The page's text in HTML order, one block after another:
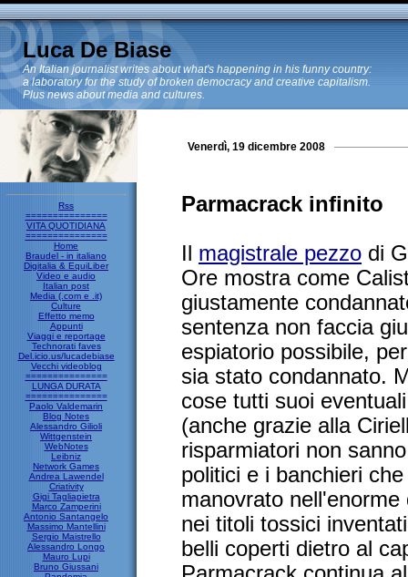
Luca De Biase
An Italian journalist writes about what's happening in his funny country:
a laboratory for the study of broken democracy and creative capitalism.
Plus news about media and cultures.
Rss
===============
VITA QUOTIDIANA
===============
Home
Braudel - in italiano
Digitalia & EquiLiber
Video e audio
Italian post
Media (.com e .it)
Culture
Effetto memo
Appunti
Viaggi e reportage
Technorati faves
Del.icio.us/lucadebiase
Vecchi videoblog
===============
LUNGA DURATA
===============
Paolo Valdemarin
Blog Notes
Alessandro Gilioli
Wittgenstein
WebNotes
Leibniz
Network Games
Andrea Lawendel
Criativity
Gigi Tagliapietra
Marco Zamperini
Antonio Santangelo
Massimo Mantellini
Sergio Maistrello
Alessandro Longo
Mauro Lupi
Bruno Giussani
Venerdì, 19 dicembre 2008
Parmacrack infinito
Il magistrale pezzo di
Ore mostra come
giustamente
sentenza non faccia
espiatorio possibile,
sia stato condannato.
cose tutti suoi
(anche grazie alla
risparmiatori non
politici e i banchieri
manovrato
nei titoli tossici
belli coperti dietro al